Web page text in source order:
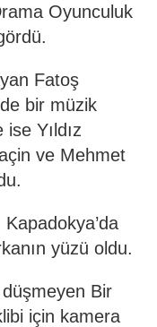
Oyunculuk
Fatoş
bir müzik
Yıldız
ve Mehmet
yüzü oldu.
düşmeyen Bir
için kamera